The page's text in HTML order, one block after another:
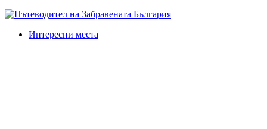
Интересни места